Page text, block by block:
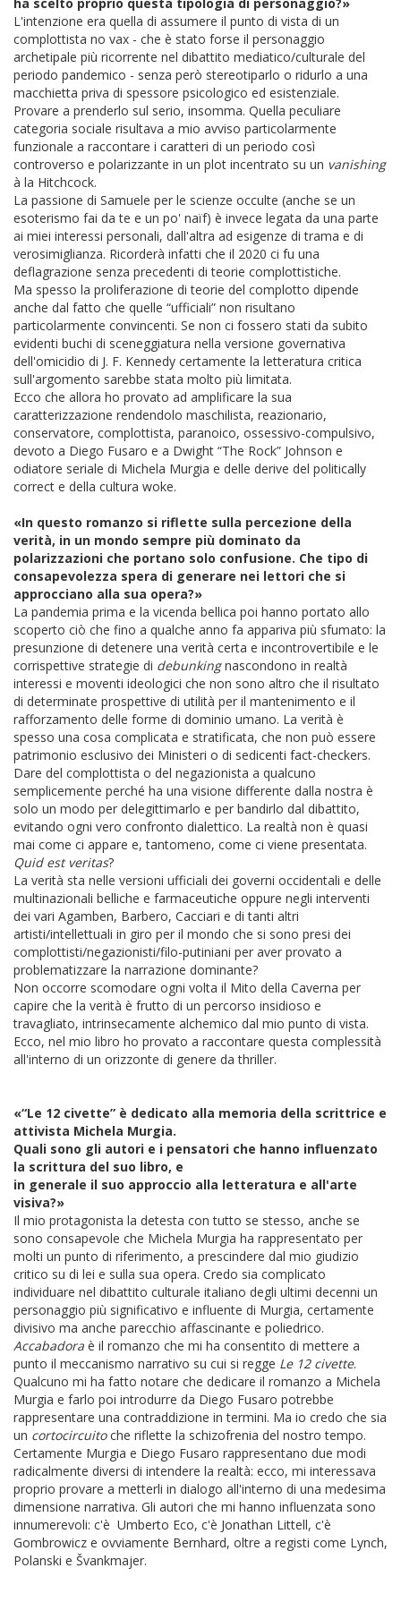
L'intenzione era quella di assumere il punto di vista di un
complottista no vax - che è stato forse il personaggio
archetipale più ricorrente nel dibattito mediatico/culturale del
periodo pandemico - senza però stereotiparlo o ridurlo a una
macchietta priva di spessore psicologico ed esistenziale.
Provare a prenderlo sul serio, insomma. Quella peculiare
categoria sociale risultava a mio avviso particolarmente
funzionale a raccontare i caratteri di un periodo così
controverso e polarizzante in un plot incentrato su un vanishing
à la Hitchcock.
La passione di Samuele per le scienze occulte (anche se un
esoterismo fai da te e un po' naïf) è invece legata da una parte
ai miei interessi personali, dall'altra ad esigenze di trama e di
verosimiglianza. Ricorderà infatti che il 2020 ci fu una
deflagrazione senza precedenti di teorie complottistiche.
Ma spesso la proliferazione di teorie del complotto dipende
anche dal fatto che quelle “ufficiali” non risultano
particolarmente convincenti. Se non ci fossero stati da subito
evidenti buchi di sceneggiatura nella versione governativa
dell'omicidio di J. F. Kennedy certamente la letteratura critica
sull'argomento sarebbe stata molto più limitata.
Ecco che allora ho provato ad amplificare la sua
caratterizzazione rendendolo maschilista, reazionario,
conservatore, complottista, paranoico, ossessivo-compulsivo,
devoto a Diego Fusaro e a Dwight “The Rock” Johnson e
odiatore seriale di Michela Murgia e delle derive del politically
correct e della cultura woke.
«In questo romanzo si riflette sulla percezione della
verità, in un mondo sempre più dominato da
polarizzazioni che portano solo confusione. Che tipo di
consapevolezza spera di generare nei lettori che si
approcciano alla sua opera?»
La pandemia prima e la vicenda bellica poi hanno portato allo
scoperto ciò che fino a qualche anno fa appariva più sfumato: la
presunzione di detenere una verità certa e incontrovertibile e le
corrispettive strategie di debunkingnascondono in realtà
interessi e moventi ideologici che non sono altro che il risultato
di determinate prospettive di utilità per il mantenimento e il
rafforzamento delle forme di dominio umano. La verità è
spesso una cosa complicata e stratificata, che non può essere
patrimonio esclusivo dei Ministeri o di sedicenti fact-checkers.
Dare del complottista o del negazionista a qualcuno
semplicemente perché ha una visione differente dalla nostra è
solo un modo per delegittimarlo e per bandirlo dal dibattito,
evitando ogni vero confronto dialettico. La realtà non è quasi
mai come ci appare e, tantomeno, come ci viene presentata.
Quid est veritas?
La verità sta nelle versioni ufficiali dei governi occidentali e delle
multinazionali belliche e farmaceutiche oppure negli interventi
dei vari Agamben, Barbero, Cacciari e di tanti altri
artisti/intellettuali in giro per il mondo che si sono presi dei
complottisti/negazionisti/filo-putiniani per aver provato a
problematizzare la narrazione dominante?
Non occorre scomodare ogni volta il Mito della Caverna per
capire che la verità è frutto di un percorso insidioso e
travagliato, intrinsecamente alchemico dal mio punto di vista.
Ecco, nel mio libro ho provato a raccontare questa complessità
all'interno di un orizzonte di genere da thriller.
«“Le 12 civette” è dedicato alla memoria della scrittrice e
attivista Michela Murgia.
Quali sono gli autori e i pensatori che hanno influenzato
la scrittura del suo libro, e
in generale il suo approccio alla letteratura e all'arte
visiva?»
Il mio protagonista la detesta con tutto se stesso, anche se
sono consapevole che Michela Murgia ha rappresentato per
molti un punto di riferimento, a prescindere dal mio giudizio
critico su di lei e sulla sua opera. Credo sia complicato
individuare nel dibattito culturale italiano degli ultimi decenni un
personaggio più significativo e influente di Murgia, certamente
divisivo ma anche parecchio affascinante e poliedrico.
Accabadora è il romanzo che mi ha consentito di mettere a
punto il meccanismo narrativo su cui si regge Le 12 civette.
Qualcuno mi ha fatto notare che dedicare il romanzo a Michela
Murgia e farlo poi introdurre da Diego Fusaro potrebbe
rappresentare una contraddizione in termini. Ma io credo che sia
un cortocircuitoche riflette la schizofrenia del nostro tempo.
Certamente Murgia e Diego Fusaro rappresentano due modi
radicalmente diversi di intendere la realtà: ecco, mi interessava
proprio provare a metterli in dialogo all'interno di una medesima
dimensione narrativa. Gli autori che mi hanno influenzata sono
innumerevoli: c'è Umberto Eco, c'è Jonathan Littell, c'è
Gombrowicz e ovviamente Bernhard, oltre a registi come Lynch,
Polanski e Švankmajer.